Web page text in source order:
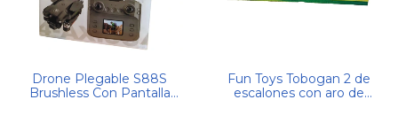
Drone Plegable S88S
Brushless Con Pantalla
Fun Toys Tobogan 2 de
escalones con aro de